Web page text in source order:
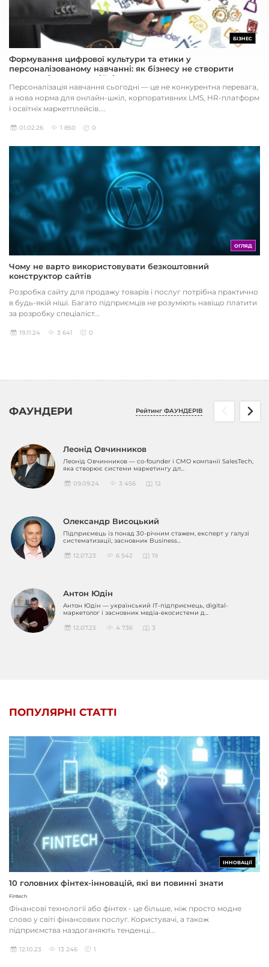
БІЗНЕС
Формування цифрової культури та етики у
персоналізованому навчанні: як бізнесу не створити
юридичні та репутаційні ризики
Персоналізація навчання сьогодні — це не конкурентна перевага,
а нова норма для онлайн-шкіл, корпоративних LMS, HR-платформ
і освітніх маркетплейсів....
01.02.26 1 850 0
ОГЛЯД
Чому не варто використовувати безкоштовний
конструктор сайтів
Розробка сайту для продажу товарів і послуг потрібна практично
в будь-якій ніші. Багато підприємців не розуміють навіщо платити
за розробку спеціаліст...
19.11.24 3 641 0
ФАУНДЕРИ Рейтинг ФАУНДЕРІВ
Леонід Овчинников
Леонід Овчинников — co-founder і CMO компанії SalesTech,
яка створює системи маркетингу дл...
09.09.24
3 456 12
Олександр Висоцький
Підприємець із понад 30-річним стажем, експерт у галузі
систематизації, засновник Business...
12.07.23
6 542 19
Антон Юдін
Антон Юдін — український IT-підприємець, digital-
маркетолог і засновник медіа-екосистеми д...
12.07.23
4 736 3
ПОПУЛЯРНІ СТАТТІ
ІННОВАЦІЇ
10 головних фінтех-інновацій, які ви повинні знати
Fintech
Фінансові технології або фінтех - це більше, ніж просто модне
слово у світі фінансових послуг. Користувачі, а також
підприємства наздоганяють тенденці...
12.10.23 13 246 1